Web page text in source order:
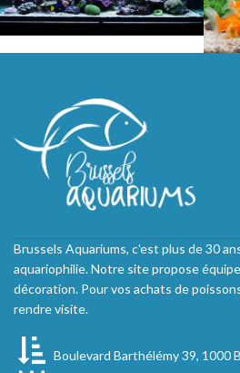
Brussels Aquariums, c'est plus de 30
aquariophilie. Notre site propose
décoration. Pour vos achats de
rendre visite.
Boulevard Barthélémy 39, 1000